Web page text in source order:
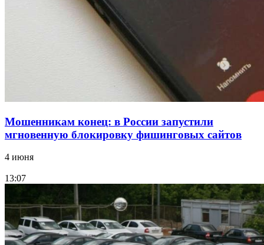
Волгоградские компании нарастили экспорт:
заключены контракты на 3,6 млн долларов
Мошенникам конец: в России запустили
мгновенную блокировку фишинговых сайтов
4 июня
13:07